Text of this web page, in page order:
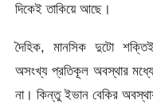
দিকেই তাকিয়ে আছে।
দৈহিক, মানসিক দুটো শক্তিই
অসংখ্য প্রতিকূল অবস্থার
না। কিন্তু ইভান বেকির